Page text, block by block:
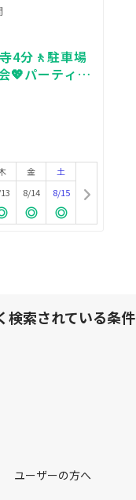
4分🚶駐車場
💖パーティー
媛松山
金
8/14
土
8/15
検索されている条件
ユーザーの方へ